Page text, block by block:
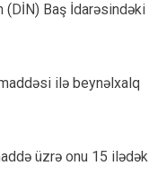
(DİN) Baş İdarəsindəki
ilə beynəlxalq
üzrə onu 15 ilədək